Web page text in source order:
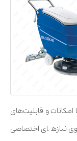
و قابلیت‌های
نیازهای اختصاصی